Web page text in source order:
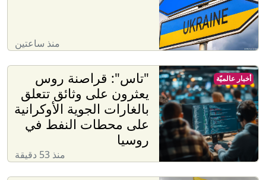
منذ ساعتين
"تاس": قراصنة روس
يعثرون على وثائق تتعلق
بالغارات الجوية الأوكرانية
على محطات النفط في
روسيا
منذ 53 دقيقة
أخبار عالميّة